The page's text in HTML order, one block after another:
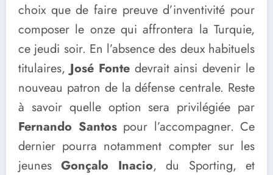
choix que de faire preuve d’inventivité pour
composer le onze qui affrontera la Turquie,
ce jeudi soir. En l’absence des deux habituels
titulaires, José Fontedevrait ainsi devenir le
nouveau patron de la défense centrale. Reste
à savoir quelle option sera privilégiée par
Fernando Santospour l’accompagner. Ce
dernier pourra notamment compter sur les
jeunesGonçalo Inacio, du Sporting, et